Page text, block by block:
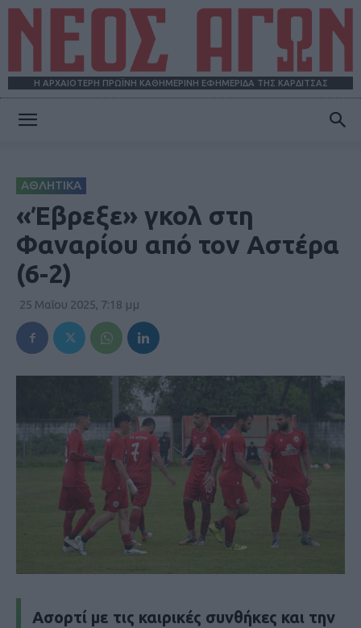
Η ΑΡΧΑΙΟΤΕΡΗ ΠΡΩΪΝΗ ΚΑΘΗΜΕΡΙΝΗ ΕΦΗΜΕΡΙΔΑ ΤΗΣ ΚΑΡΔΙΤΣΑΣ
ΑΘΛΗΤΙΚΑ
«Έβρεξε» γκολ στη
Φαναρίου από τον Αστέρα
(6-2)
25 Μαΐου 2025, 7:18 μμ
Ασορτί με τις καιρικές συνθήκες και την